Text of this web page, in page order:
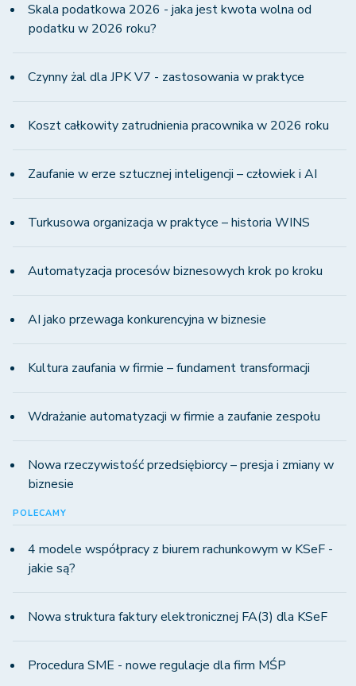
Skala podatkowa 2026 - jaka jest kwota wolna od
podatku w 2026 roku?
Czynny żal dla JPK V7 - zastosowania w praktyce
Koszt całkowity zatrudnienia pracownika w 2026 roku
Zaufanie w erze sztucznej inteligencji – człowiek i AI
Turkusowa organizacja w praktyce – historia WINS
Automatyzacja procesów biznesowych krok po kroku
AI jako przewaga konkurencyjna w biznesie
Kultura zaufania w firmie – fundament transformacji
Wdrażanie automatyzacji w firmie a zaufanie zespołu
Nowa rzeczywistość przedsiębiorcy – presja i zmiany w
biznesie
POLECAMY
4 modele współpracy z biurem rachunkowym w KSeF -
jakie są?
Nowa struktura faktury elektronicznej FA(3) dla KSeF
Procedura SME - nowe regulacje dla firm MŚP